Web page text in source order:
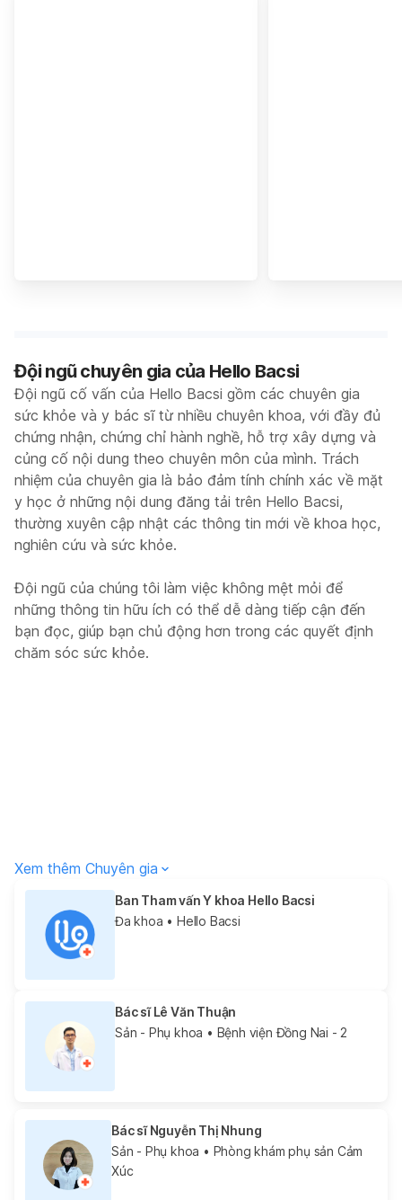
Đội ngũ chuyên gia của Hello Bacsi
Đội ngũ cố vấn của Hello Bacsi gồm các chuyên gia
sức khỏe và y bác sĩ từ nhiều chuyên khoa, với đầy đủ
chứng nhận, chứng chỉ hành nghề, hỗ trợ xây dựng và
củng cố nội dung theo chuyên môn của mình. Trách
nhiệm của chuyên gia là bảo đảm tính chính xác về mặt
y học ở những nội dung đăng tải trên Hello Bacsi,
thường xuyên cập nhật các thông tin mới về khoa học,
nghiên cứu và sức khỏe.
Đội ngũ của chúng tôi làm việc không mệt mỏi để
những thông tin hữu ích có thể dễ dàng tiếp cận đến
bạn đọc, giúp bạn chủ động hơn trong các quyết định
chăm sóc sức khỏe.
Xem thêm Chuyên gia
Ban Tham vấn Y khoa Hello Bacsi
Đa khoa • Hello Bacsi
Bác sĩ Lê Văn Thuận
Sản - Phụ khoa • Bệnh viện Đồng Nai - 2
Bác sĩ Nguyễn Thị Nhung
Sản - Phụ khoa • Phòng khám phụ sản Cảm
Xúc